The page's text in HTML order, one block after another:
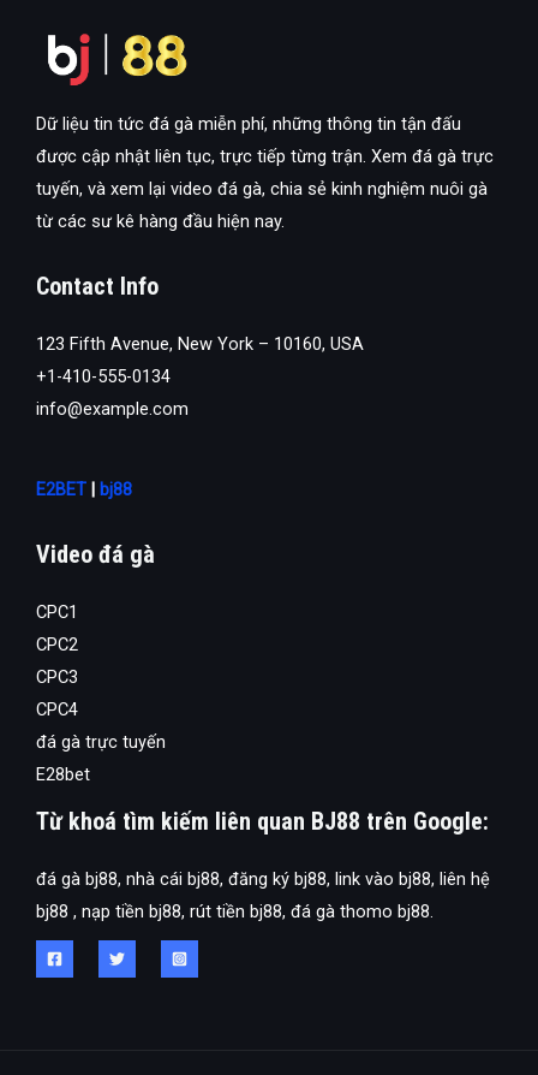
Dữ liệu tin tức đá gà miễn phí, những thông tin tận đấu
được cập nhật liên tục, trực tiếp từng trận. Xem đá gà trực
tuyến, và xem lại video đá gà, chia sẻ kinh nghiệm nuôi gà
từ các sư kê hàng đầu hiện nay.
Contact Info
123 Fifth Avenue, New York – 10160, USA
+1-410-555-0134
info@example.com
E2BET bj88
Video đá gà
CPC1
CPC2
CPC3
CPC4
đá gà trực tuyến
E28bet
Từ khoá tìm kiếm liên quan BJ88 trên Google:
đá gà bj88, nhà cái bj88, đăng ký bj88, link vào bj88, liên hệ
bj88 , nạp tiền bj88, rút tiền bj88, đá gà thomo bj88.